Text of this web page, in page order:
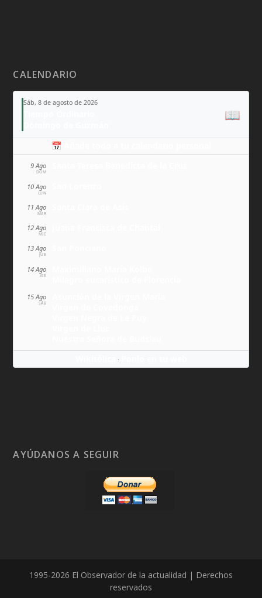
CALENDARIO
Sáb, 8 de agosto de 2026
📖
📅 Añade todo a tu calendario personal
9 Ago
DOM
10 Ago
LUN
11 Ago
MAR
12 Ago
MIÉ
13 Ago
JUE
14 Ago
VIE
15 Ago
SÁB
·
AYÚDANOS A SEGUIR
1995-2026 El Observador de la actualidad | Derechos
reservados